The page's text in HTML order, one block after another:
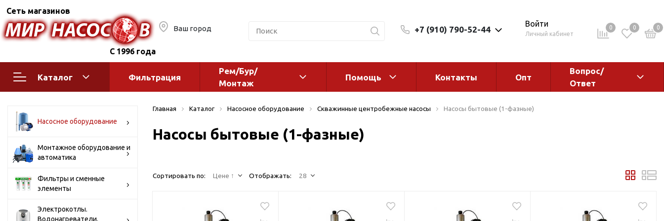
Сеть магазинов
С 1996 года
Ваш город +7 (910) 790-52-44
Войти
Личный кабинет
0 0 0
Каталог
Поверхностные насосы
Бытовые
Горизонтальные
многоступенчатые
многоступенчатые
моноблочные
Полив
водоснабжения
Оголовки и адаптеры
Комплектующие
Магистральные фильтры
Стабилизаторы
Фильтрация
Рем/Бур/
Монтаж
Помощь Контакты Опт
Вопрос/
Ответ
Насосное оборудование
Монтажное оборудование и
автоматика
Фильтры и сменные
элементы
Электрокотлы.
Водонагреватели.
Главная Каталог Насосное оборудование Скважинные центробежные насосы Насосы бытовые (1-фазные)
Насосы бытовые (1-фазные)
Сортировать по: Цене ↑ Отображать: 28